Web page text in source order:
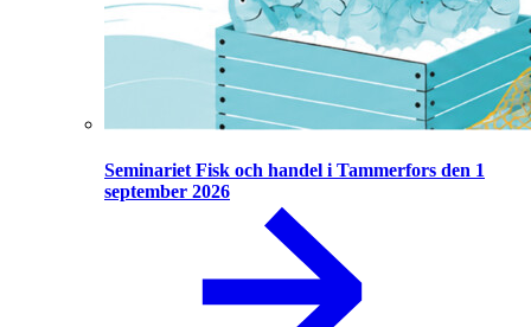
Seminariet Fisk och handel i Tammerfors den 1
september 2026